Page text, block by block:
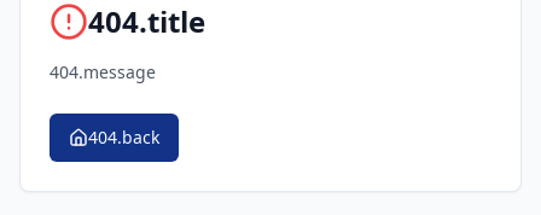
404.title
404.message
404.back